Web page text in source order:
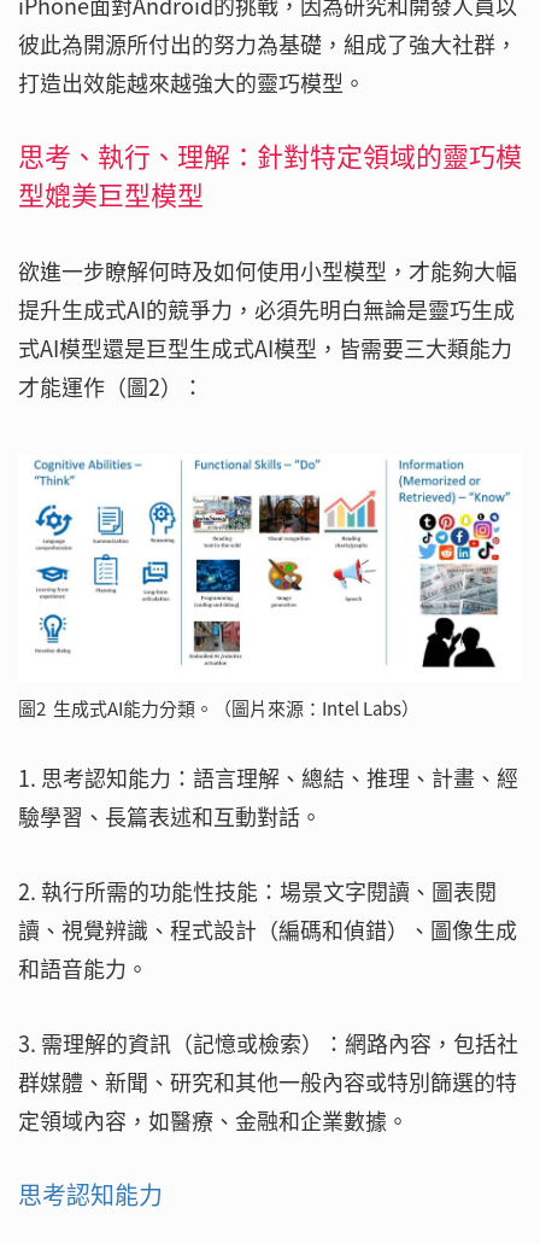
彼此為開源所付出的努力為基礎，組成了強大社群，
打造出效能越來越強大的靈巧模型。
思考、執行、理解：針對特定領域的靈巧模
型媲美巨型模型
欲進一步瞭解何時及如何使用小型模型，才能夠大幅
提升生成式AI的競爭力，必須先明白無論是靈巧生成
式AI模型還是巨型生成式AI模型，皆需要三大類能力
才能運作（圖2）：
圖2 生成式AI能力分類。（圖片來源：Intel Labs）
1. 思考認知能力：語言理解、總結、推理、計畫、經
驗學習、長篇表述和互動對話。
2. 執行所需的功能性技能：場景文字閱讀、圖表閱
讀、視覺辨識、程式設計（編碼和偵錯）、圖像生成
和語音能力。
3. 需理解的資訊（記憶或檢索）：網路內容，包括社
群媒體、新聞、研究和其他一般內容或特別篩選的特
定領域內容，如醫療、金融和企業數據。
思考認知能力